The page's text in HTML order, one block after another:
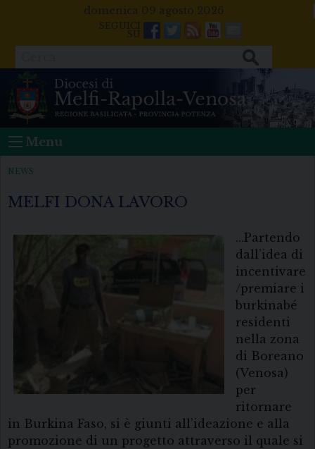
domenica 09 agosto 2026
Facebook
Twitter
FeedsYoutube
Mail
Menu
NEWS
MELFI DONA LAVORO
…Partendo
dall’idea di
incentivare
/premiare i
burkinabé
residenti
nella zona
di Boreano
(Venosa)
per
ritornare
in Burkina Faso, si è giunti all’ideazione e alla
promozione di un progetto attraverso il quale si